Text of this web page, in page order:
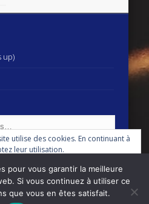
up)
utilise des cookies. En continuant à
leur utilisation.
sur la façon de contrôler les cookies,
cookies
pour vous garantir la meilleure
Si vous continuez à utiliser ce
que vous en êtes satisfait.